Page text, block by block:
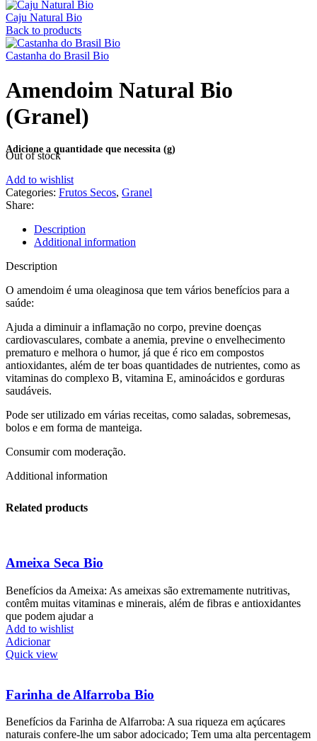
Caju Natural Bio
Back to products
Castanha do Brasil Bio
Amendoim Natural Bio
(Granel)
Out of stock
Add to wishlist
Categories: Frutos Secos, Granel
Share:
Description
Additional information
Description
O amendoim é uma oleaginosa que tem vários benefícios para a
saúde:
Ajuda a diminuir a inflamação no corpo, previne doenças
cardiovasculares, combate a anemia, previne o envelhecimento
prematuro e melhora o humor, já que é rico em compostos
antioxidantes, além de ter boas quantidades de nutrientes, como as
vitaminas do complexo B, vitamina E, aminoácidos e gorduras
saudáveis.
Pode ser utilizado em várias receitas, como saladas, sobremesas,
bolos e em forma de manteiga.
Consumir com moderação.
Additional information
Related products
Ameixa Seca Bio
Benefícios da Ameixa: As ameixas são extremamente nutritivas,
contêm muitas vitaminas e minerais, além de fibras e antioxidantes
que podem ajudar a
Add to wishlist
Adicionar
Quick view
Farinha de Alfarroba Bio
Benefícios da Farinha de Alfarroba: A sua riqueza em açúcares
naturais confere-lhe um sabor adocicado; Tem uma alta percentagem